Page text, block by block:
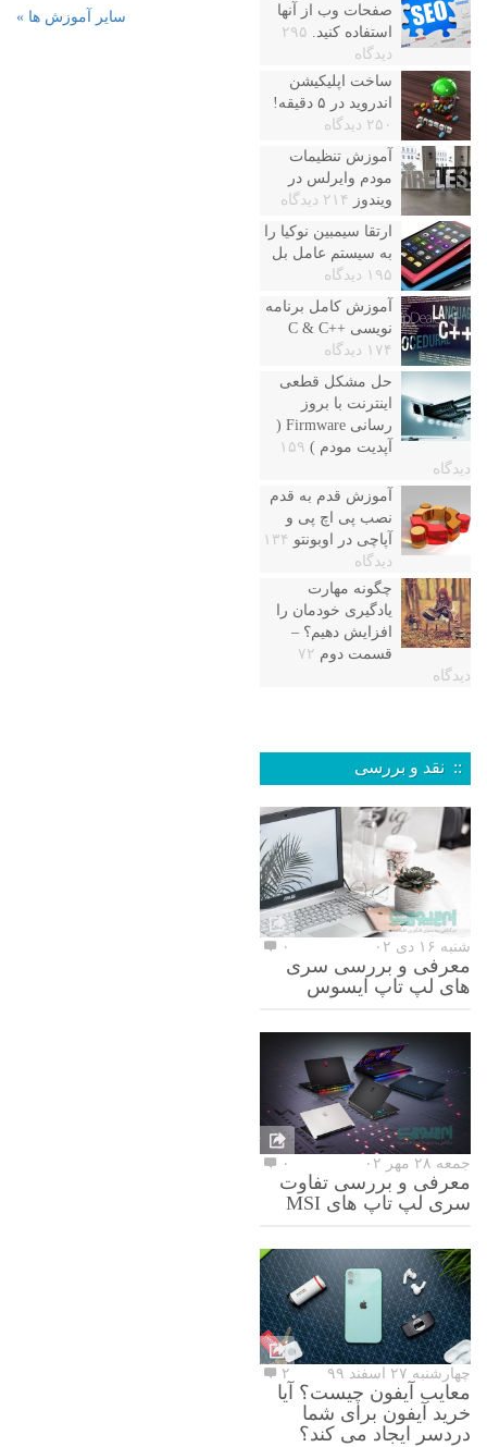
صفحات وب از آنها
استفاده کنید. ۲۹۵
دیدگاه
ساخت اپلیکیشن
اندروید در ۵ دقیقه!
۲۵۰ دیدگاه
آموزش تنظیمات
مودم وایرلس در
ویندوز
۲۱۴ دیدگاه
ارتقا سیمبین نوکیا را
به سیستم عامل بل
۱۹۵ دیدگاه
آموزش کامل برنامه
نویسی ++C & C
۱۷۴ دیدگاه
حل مشکل قطعی
اینترنت با بروز
رسانی Firmware (
آپدیت مودم ) ۱۵۹
دیدگاه
آموزش قدم به قدم
نصب پی اچ پی و
آپاچی در اوبونتو ۱۳۴
دیدگاه
چگونه مهارت
یادگیری خودمان را
افزایش دهیم؟ –
قسمت دوم ۷۲
دیدگاه
:: نقد و بررسی
شنبه ۱۶ دی ۰۲ ۰
معرفی و بررسی سری
های لپ تاپ ایسوس
جمعه ۲۸ مهر ۰۲ ۰
معرفی و بررسی تفاوت
سری لپ تاپ های MSI
چهارشنبه ۲۷ اسفند ۹۹ ۲
معایب آیفون چیست؟ آیا
خرید آیفون برای شما
دردسر ایجاد می کند؟
سایر آموزش ها »